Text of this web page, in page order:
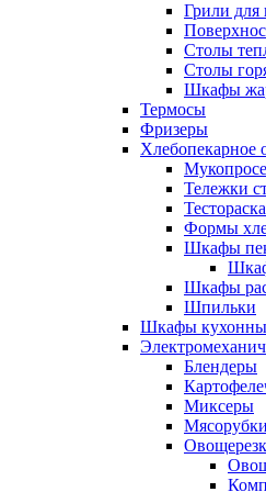
Грили для
Столы
Столы
Шкафы
Термосы
Фризеры
Хлебопекарное
Тележки
Формы
Шкафы
Шкафы
Шпильки
Шкафы
Блендеры
Миксеры